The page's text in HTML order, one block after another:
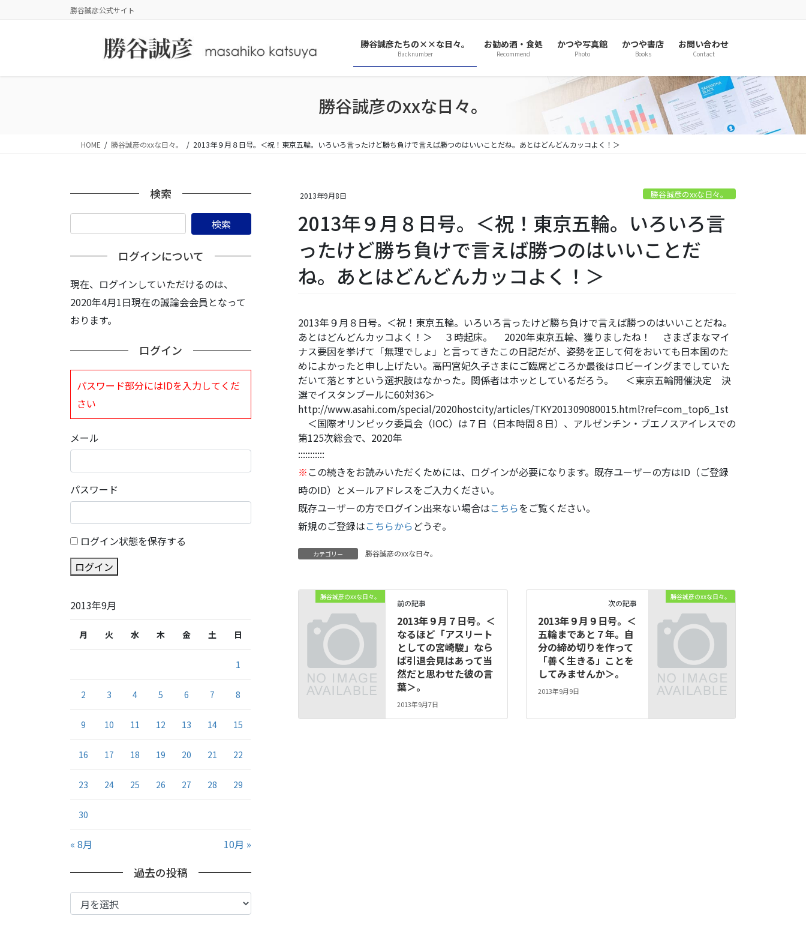
勝谷誠彦公式サイト
勝谷誠彦たちの××な日々。
Backnumber
お勧め酒・食処
Recommend
かつや写真館
Photo
かつや書店
Books
お問い合わせ
Contact
勝谷誠彦のxxな日々。
HOME 勝谷誠彦のxxな日々。 2013年９月８日号。＜祝！東京五輪。いろいろ言ったけど勝ち負けで言えば勝つのはいいことだね。あとはどんどんカッコよく！＞
2013年9月8日 勝谷誠彦のxxな日々。
2013年９月８日号。＜祝！東京五輪。いろいろ言
ったけど勝ち負けで言えば勝つのはいいことだ
ね。あとはどんどんカッコよく！＞
2013年９月８日号。＜祝！東京五輪。いろいろ言ったけど勝ち負けで言えば勝つのはいいことだね。
あとはどんどんカッコよく！＞ ３時起床。 2020年東京五輪、獲りましたね！ さまざまなマイ
ナス要因を挙げて「無理でしょ」と言ってきたこの日記だが、姿勢を正して何をおいても日本国のた
めによかったと申し上げたい。高円宮妃久子さまにご臨席どころか最後はロビーイングまでしていた
だいて落とすという選択肢はなかった。関係者はホッとしているだろう。 ＜東京五輪開催決定 決
選でイスタンブールに60対36＞
http://www.asahi.com/special/2020hostcity/articles/TKY201309080015.html?ref=com_top6_1st
＜国際オリンピック委員会（IOC）は７日（日本時間８日）、アルゼンチン・ブエノスアイレスでの
第125次総会で、2020年
:::::::::::
※ この続きをお読みいただくためには、ログインが必要になります。既存ユーザーの方はID（ご登録
時のID）とメールアドレスをご入力ください。
既存ユーザーの方でログイン出来ない場合はこちらをご覧ください。
新規のご登録はこちらから どうぞ。
カテゴリー 勝谷誠彦のxxな日々。
勝谷誠彦のxxな日々。
前の記事
2013年９月７日号。＜
なるほど「アスリート
としての宮崎駿」なら
ば引退会見はあって当
然だと思わせた彼の言
葉＞。
2013年9月7日
勝谷誠彦のxxな日々。
次の記事
2013年９月９日号。＜
五輪まであと７年。自
分の締め切りを作って
「善く生きる」ことを
してみませんか＞。
2013年9月9日
検索
ログインについて
現在、ログインしていただけるのは、
2020年4月1日現在の誠論会会員となって
おります。
ログイン
パスワード部分にはIDを入力してくだ
さい
メール
パスワード
ログイン状態を保存する
ログイン
2013年9月
月 火 水 木 金 土 日
1
2 3 4 5 6 7 8
9 10 11 12 13 14 15
16 17 18 19 20 21 22
23 24 25 26 27 28 29
30
« 8月 10月 »
過去の投稿
過
去